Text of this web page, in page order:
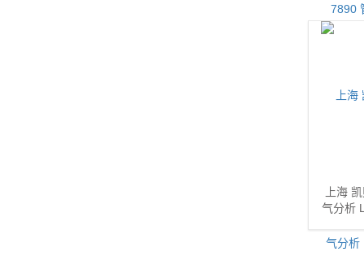
上海
气分析